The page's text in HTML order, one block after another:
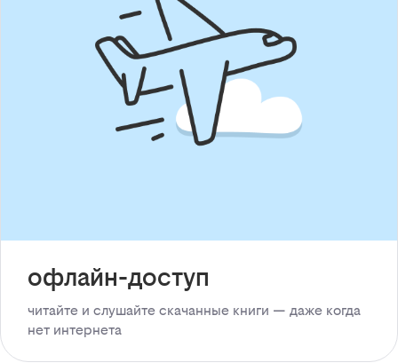
офлайн-доступ
читайте и слушайте скачанные книги — даже когда
нет интернета